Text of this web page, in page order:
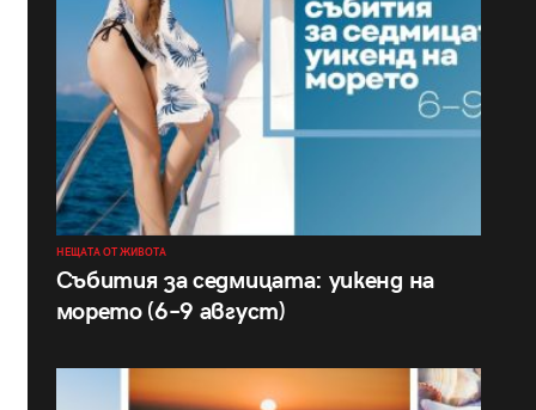
НЕЩАТА ОТ ЖИВОТА
Събития за седмицата: уикенд на
морето (6–9 август)